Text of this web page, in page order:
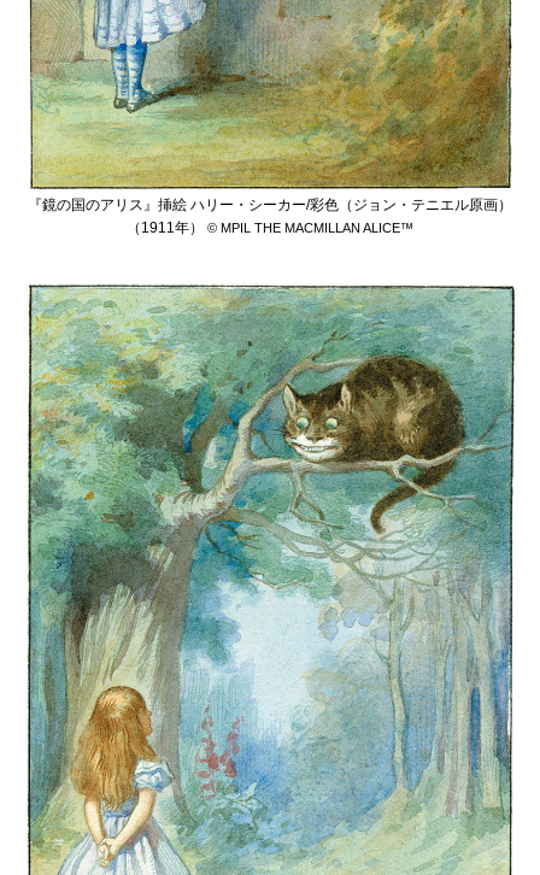
『鏡の国のアリス』挿絵 ハリー・シーカー/彩色（ジョン・テニエル原画）
（1911年） © MPIL THE MACMILLAN ALICE™